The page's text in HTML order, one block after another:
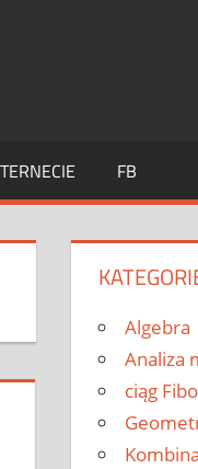
FB
Algebra
Analiza
ciąg